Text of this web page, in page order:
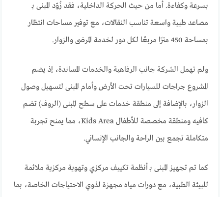
بسرعة وكفاءة. أما من حيث الحركة الداخلية، فقد زُوّد المبنى بـ
مصاعد طبية واسعة تناسب النقالات، مع توفير مساحات انتظار
بمساحة 450 مترًا مربعًا لكل دور لخدمة المرضى والزوار.
ولم تهمل الشركة جانب الرفاهية والخدمات المساندة، إذ يضم
المشروع جراجات للسيارات تحت الأرض وأمام المبنى لتسهيل وصول
الزوار، بالإضافة إلى منطقة خدمات على سطح المبنى (الروف) تضم
كافيه ومنطقة مخصصة للأطفال Kids Area، مما يمنح تجربة
متكاملة تجمع بين الراحة والجانب الإنساني.
كما تم تجهيز المبنى بـ أنظمة تكييف مركزي وتهوية مركزية ملائمة
للبيئة الطبية، مع دورات مياه مجهزة لذوي الاحتياجات الخاصة، بما